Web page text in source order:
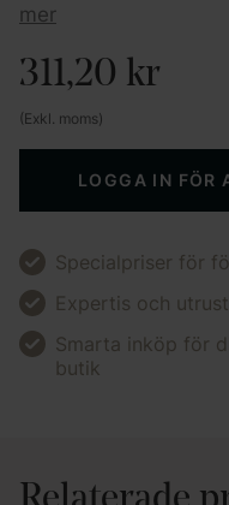
mer
311,20 kr
(Exkl. moms)
LOGGA IN FÖR
Specialpriser för
Expertis och
Smarta inköp för
butik